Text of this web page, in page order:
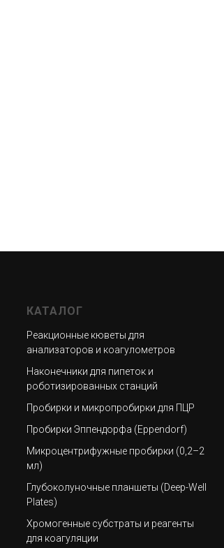
КАТАЛОГ
Реакционные кюветы для
анализаторов и коагулометров
Наконечники для пипеток и
роботизированных станций
Пробирки и микропробирки для ПЦР
Пробирки Эппендорфа (Eppendorf)
Микроцентрифужные пробирки (0,2–2
мл)
Глубоколуночные планшеты (Deep-Well
Plates)
Хромогенные субстраты и реагенты
для коагуляции